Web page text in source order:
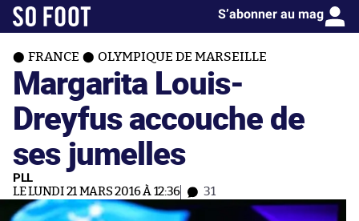
S’abonner au mag
FRANCE OLYMPIQUE DE MARSEILLE
Margarita Louis-
Dreyfus accouche de
ses jumelles
PLL
LE LUNDI 21 MARS 2016 À 12:36 31